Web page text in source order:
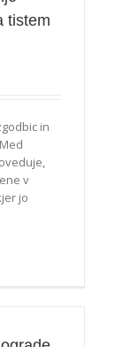
tistem
in
v
jo